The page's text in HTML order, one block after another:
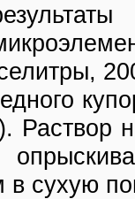
Раствор
сухую